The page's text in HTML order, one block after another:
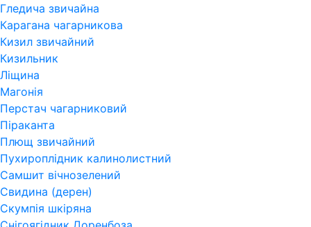
Гледича звичайна
Карагана чагарникова
Кизил звичайний
Кизильник
Ліщина
Магонія
Перстач чагарниковий
Піраканта
Плющ звичайний
Пухироплідник калинолистний
Самшит вічнозелений
Свидина (дерен)
Скумпія шкіряна